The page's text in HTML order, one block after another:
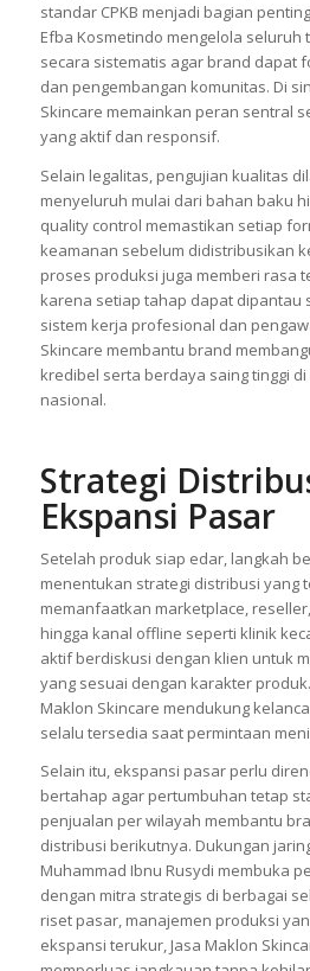
standar CPKB menjadi bagian
Efba Kosmetindo mengelola
secara sistematis agar brand dapat
dan pengembangan komunitas. Di
Skincare memainkan peran sentral
yang aktif dan responsif.
Selain legalitas, pengujian kualitas
menyeluruh mulai dari bahan baku
quality control memastikan setiap
keamanan sebelum didistribusikan
proses produksi juga memberi rasa
karena setiap tahap dapat dipantau
sistem kerja profesional dan
Skincare membantu brand
kredibel serta berdaya saing tinggi
nasional.
Strategi
Ekspansi Pasar
Setelah produk siap edar, langkah
menentukan strategi distribusi yang
memanfaatkan marketplace,
hingga kanal offline seperti klinik
aktif berdiskusi dengan klien untuk
yang sesuai dengan karakter
Maklon Skincare mendukung
selalu tersedia saat permintaan
Selain itu, ekspansi pasar perlu
bertahap agar pertumbuhan tetap
penjualan per wilayah membantu
distribusi berikutnya. Dukungan
Muhammad Ibnu Rusydi membuka
dengan mitra strategis di berbagai
riset pasar, manajemen produksi
ekspansi terukur, Jasa Maklon